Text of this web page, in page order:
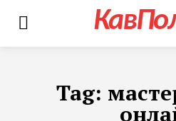
Tag: